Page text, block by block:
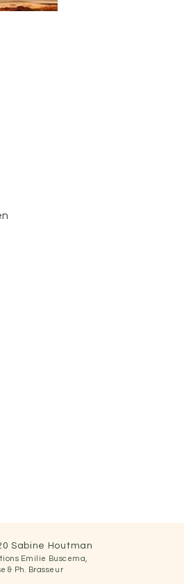
Sabine Houtman
Emilie Buscema,
& Ph. Brasseur